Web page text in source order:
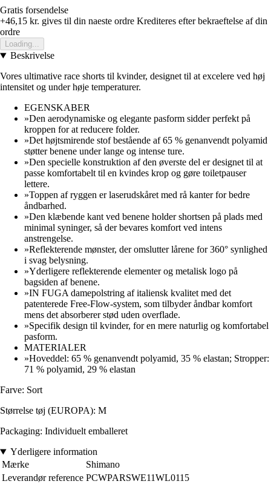
Gratis forsendelse
+46,15 kr. gives til din naeste ordre Krediteres efter bekraeftelse af din
ordre
Loading...
Beskrivelse
Vores ultimative race shorts til kvinder, designet til at excelere ved høj
intensitet og under høje temperaturer.
EGENSKABER
»Den aerodynamiske og elegante pasform sidder perfekt på
kroppen for at reducere folder.
»Det højtsmirende stof bestående af 65 % genanvendt polyamid
støtter benene under lange og intense ture.
»Den specielle konstruktion af den øverste del er designet til at
passe komfortabelt til en kvindes krop og gøre toiletpauser
lettere.
»Toppen af ryggen er laserudskåret med rå kanter for bedre
åndbarhed.
»Den klæbende kant ved benene holder shortsen på plads med
minimal syninger, så der bevares komfort ved intens
anstrengelse.
»Reflekterende mønster, der omslutter lårene for 360° synlighed
i svag belysning.
»Yderligere reflekterende elementer og metalisk logo på
bagsiden af benene.
»IN FUGA damepolstring af italiensk kvalitet med det
patenterede Free-Flow-system, som tilbyder åndbar komfort
mens det absorberer stød uden overflade.
»Specifik design til kvinder, for en mere naturlig og komfortabel
pasform.
MATERIALER
»Hoveddel: 65 % genanvendt polyamid, 35 % elastan; Stropper:
71 % polyamid, 29 % elastan
Farve: Sort
Størrelse tøj (EUROPA): M
Packaging: Individuelt emballeret
Yderligere information
Mærke
Shimano
Leverandør reference PCWPARSWE11WL0115